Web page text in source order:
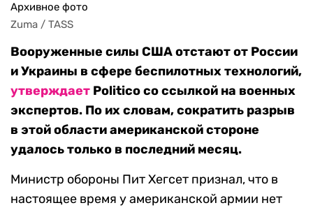
Архивное фото
Zuma / TASS
Вооруженные силы США отстают от России
и Украины в сфере беспилотных технологий,
утверждает Politico со ссылкой на военных
экспертов. По их словам, сократить разрыв
в этой области американской стороне
удалось только в последний месяц.
Министр обороны Пит Хегсет признал, что в
настоящее время у американской армии нет